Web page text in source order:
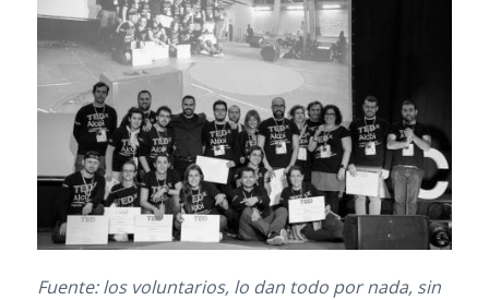
Fuente: los voluntarios, lo dan todo por nada, sin